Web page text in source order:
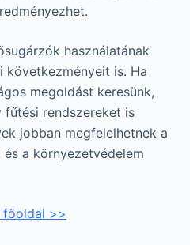
használatának
következményeit is. Ha
megoldást keresünk,
fűtési rendszereket is
jobban megfelelhetnek a
a környezetvédelem
főoldal >>